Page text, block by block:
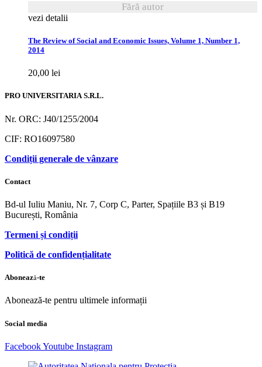
Fără autor
vezi detalii
The Review of Social and Economic Issues, Volume 1, Number 1,
2014
20,00 lei
PRO UNIVERSITARIA S.R.L.
Nr. ORC: J40/1255/2004
CIF: RO16097580
Condiții generale de vânzare
Contact
Bd-ul Iuliu Maniu, Nr. 7, Corp C, Parter, Spațiile B3 și B19
București, România
Termeni și condiții
Politică de confidențialitate
Abonează-te
Abonează-te pentru ultimele informații
Social media
FacebookYoutube Instagram